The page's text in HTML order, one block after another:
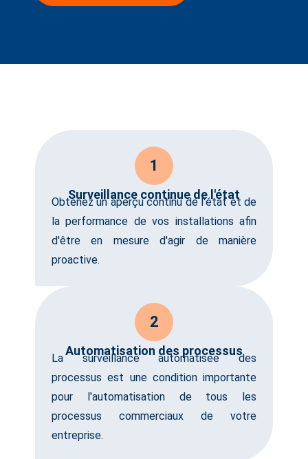
1
Surveillance continue de l'état
Obtenez un aperçu continu de l'état et de
la performance de vos installations afin
d'être en mesure d'agir de manière
proactive.
2
Automatisation des processus
La surveillance automatisée des
processus est une condition importante
pour l'automatisation de tous les
processus commerciaux de votre
entreprise.